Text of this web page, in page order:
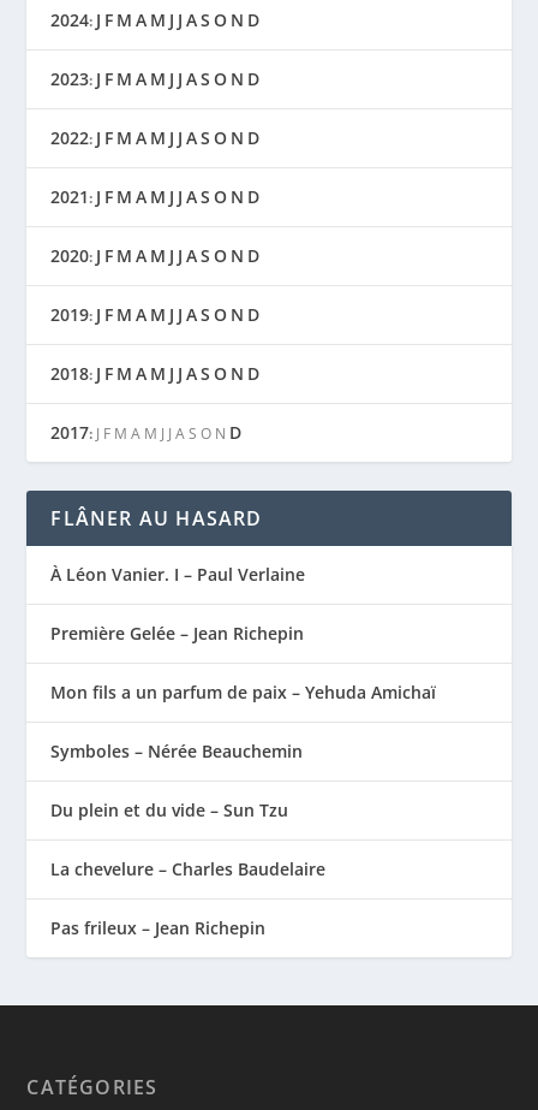
2024: J F M A M J J AS O N D
2023: J F M A M J J AS O N D
2022: J F M A M J J AS O N D
2021: J F M A M J J AS O N D
2020: J F M A M J J AS O N D
2019: J F M A M J J AS O N D
2018: J F M A M J J AS O N D
2017: J F M A M J J A S O N D
FLÂNER AU HASARD
À Léon Vanier. I – Paul Verlaine
Première Gelée – Jean Richepin
Mon fils a un parfum de paix – Yehuda Amichaï
Symboles – Nérée Beauchemin
Du plein et du vide – Sun Tzu
La chevelure – Charles Baudelaire
Pas frileux – Jean Richepin
CATÉGORIES